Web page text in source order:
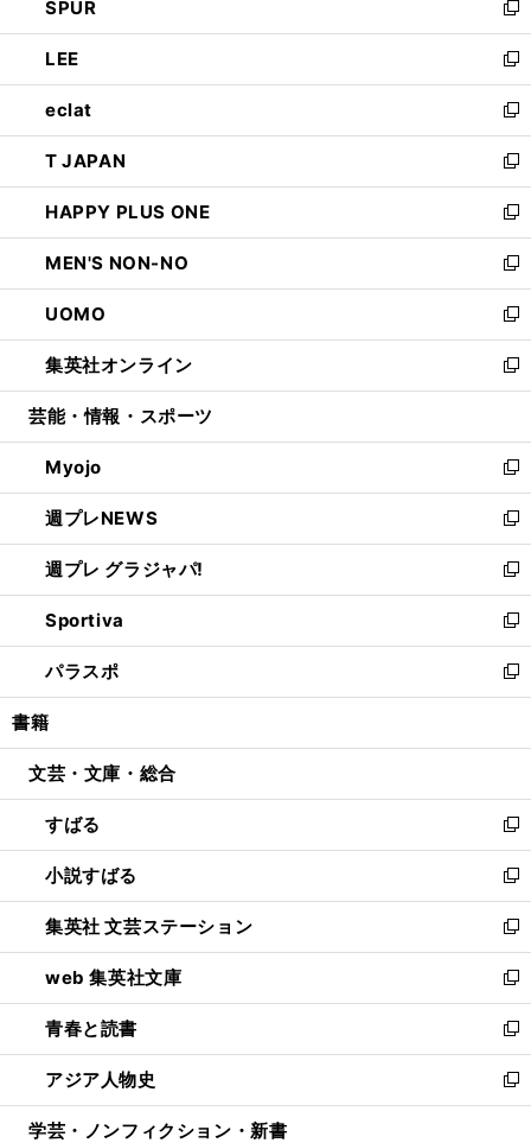
で
開
く
ド
ウ
で
開
く
ィ
ン
ド
ウ
で
開
く
い
ウ
ィ
ン
ド
ウ
で
開
く
SPUR
新
し
い
ウ
ィ
ン
ド
ウ
で
開
く
LEE
新
し
い
ウ
ィ
ン
ド
ウ
で
開
く
eclat
新
し
い
ウ
ィ
ン
ド
ウ
で
開
く
T JAPAN
新
し
い
ウ
ィ
ン
ド
ウ
で
開
HAPPY PLUS ONE
新
し
い
ウ
ィ
ン
ド
ウ
開
く
MEN'S NON-NO
新
し
い
ウ
ィ
ン
ウ
で
開
く
UOMO
新
し
い
ウ
ン
ド
ウ
で
開
く
集英社オンライン
新
し
ウ
ィ
ン
ド
ウ
で
開
く
芸能・情報・スポーツ
Myojo
新
し
い
ウ
ィ
ン
ド
ウ
で
開
週プレNEWS
新
し
い
ウ
ィ
ン
ド
ウ
開
週プレ グラジャパ!
新
し
い
ウ
ィ
ン
ウ
開
く
Sportiva
新
し
い
ウ
ン
ウ
で
開
く
パラスポ
新
し
ウ
ン
ド
ウ
で
開
く
書籍
文芸・文庫・総合
すばる
新
し
い
ウ
ィ
ン
ド
ウ
で
開
く
小説すばる
新
し
い
ウ
ィ
ン
ド
ウ
で
開
集英社 文芸ステーション
新
し
い
ウ
ィ
ン
ド
ウ
web 集英社文庫
新
し
い
ウ
ィ
ン
青春と読書
新
し
い
ウ
アジア人物史
新
し
学芸・ノンフィクション・新書